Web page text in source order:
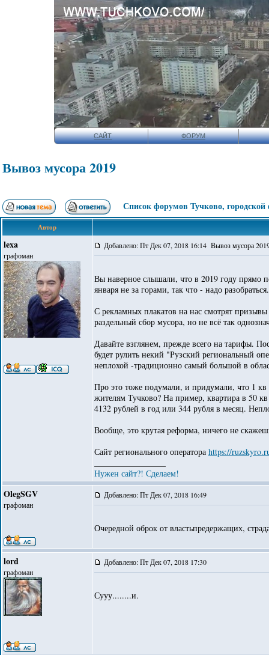
САЙТ ФОРУМ
Вывоз мусора 2019
Список форумов Тучково,
Автор
lexa
графоман
Добавлено: Пт Дек 07, 2018 16:14 Вывоз мусора
Вы наверное слышали, что в 2019 году прямо
января не за горами, так что - надо разобраться.
С рекламных плакатов на нас смотрят
раздельный сбор мусора, но не всё так
Давайте взглянем, прежде всего на тарифы.
будет рулить некий "Рузский региональный
неплохой -традиционно самый большой в
Про это тоже подумали, и придумали, что 1
жителям Тучково? На пример, квартира в 50
4132 рублей в год или 344 рубля в месяц.
Вообще, это крутая реформа, ничего не
Сайт регионального оператора https://
Нужен сайт?! Сделаем!
OlegSGV
графоман
Добавлено: Пт Дек 07, 2018 16:49
Очередной оброк от властьпредержащих,
lord
графоман
Добавлено: Пт Дек 07, 2018 17:30
Сууу........и.